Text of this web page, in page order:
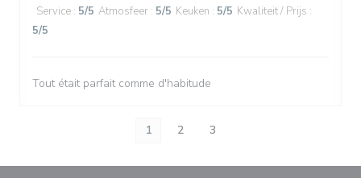
Service : 5/5 Atmosfeer : 5/5 Keuken : 5/5 Kwaliteit / Prijs :
5/5
Tout était parfait comme d'habitude
1 2 3